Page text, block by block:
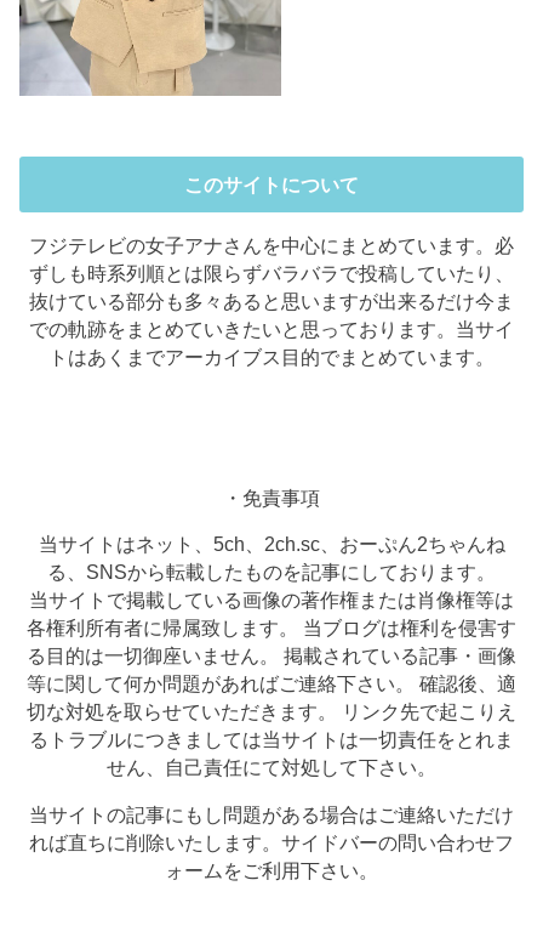
このサイトについて
フジテレビの女子アナさんを中心にまとめています。必
ずしも時系列順とは限らずバラバラで投稿していたり、
抜けている部分も多々あると思いますが出来るだけ今ま
での軌跡をまとめていきたいと思っております。当サイ
トはあくまでアーカイブス目的でまとめています。
・免責事項
当サイトはネット、5ch、2ch.sc、おーぷん2ちゃんね
る、SNSから転載したものを記事にしております。
当サイトで掲載している画像の著作権または肖像権等は
各権利所有者に帰属致します。 当ブログは権利を侵害す
る目的は一切御座いません。 掲載されている記事・画像
等に関して何か問題があればご連絡下さい。 確認後、適
切な対処を取らせていただきます。 リンク先で起こりえ
るトラブルにつきましては当サイトは一切責任をとれま
せん、自己責任にて対処して下さい。
当サイトの記事にもし問題がある場合はご連絡いただけ
れば直ちに削除いたします。サイドバーの問い合わせフ
ォームをご利用下さい。